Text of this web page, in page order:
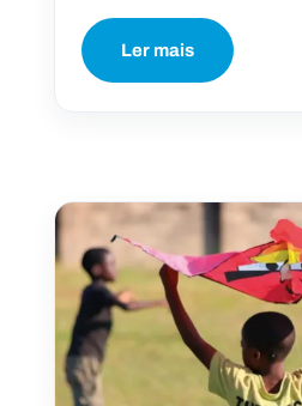
Ler mais